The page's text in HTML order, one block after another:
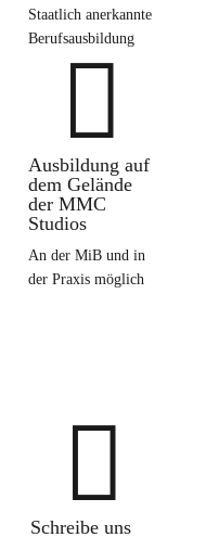
Staatlich anerkannte
Berufsausbildung

Ausbildung auf
dem Gelände
der MMC
Studios
An der MiB und in
der Praxis möglich

Schreibe uns